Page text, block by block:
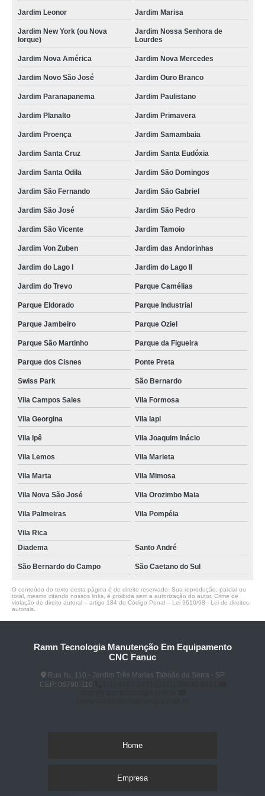
Jardim Leonor Jardim Marisa
Jardim New York (ou Nova
Iorque)
Jardim Nossa Senhora de
Lourdes
Jardim Nova América Jardim Nova Mercedes
Jardim Novo São José Jardim Ouro Branco
Jardim Paranapanema Jardim Paulistano
Jardim Planalto Jardim Primavera
Jardim Proença Jardim Samambaia
Jardim Santa Cruz Jardim Santa Eudóxia
Jardim Santa Odila Jardim São Domingos
Jardim São Fernando Jardim São Gabriel
Jardim São José Jardim São Pedro
Jardim São Vicente Jardim Tamoio
Jardim Von Zuben Jardim das Andorinhas
Jardim do Lago I Jardim do Lago II
Jardim do Trevo Parque Camélias
Parque Eldorado Parque Industrial
Parque Jambeiro Parque Oziel
Parque São Martinho Parque da Figueira
Parque dos Cisnes Ponte Preta
Swiss Park São Bernardo
Vila Campos Sales Vila Formosa
Vila Georgina Vila Iapi
Vila Ipê Vila Joaquim Inácio
Vila Lemos Vila Marieta
Vila Marta Vila Mimosa
Vila Nova São José Vila Orozimbo Maia
Vila Palmeiras Vila Pompéia
Vila Rica
Diadema
Santo André
São Bernardo do Campo São Caetano do Sul
O conteúdo do texto desta página é de direito reservado. Sua reprodução, parcial ou
total, mesmo citando nossos links, é proibida sem a autorização do autor. Crime de
violação de direito autoral – artigo 184 do Código Penal – Lei 9610/98 - Lei de direitos
autorais
Ramn Tecnologia Manutenção Em Equipamento
CNC Fanuc
Rua Itu, 110 - Jardim Três Marias Taboão da Serra - SP
CEP: 06790-110
Home
Empresa